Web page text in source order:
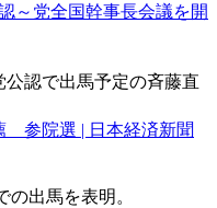
～党全国幹事長会議を開
公認で出馬予定の斉藤直
参院選 | 日本経済新聞
出馬を表明。